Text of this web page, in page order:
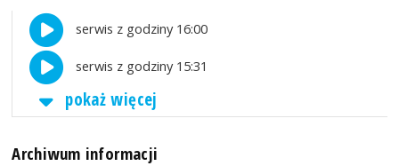
serwis z godziny 16:00
serwis z godziny 15:31
pokaż więcej
Archiwum informacji